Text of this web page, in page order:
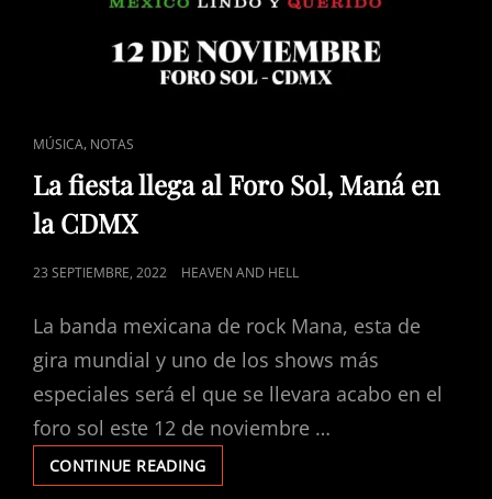
CAT
LINKS
MÚSICA, NOTAS
La fiesta llega al Foro Sol, Maná en
la CDMX
POSTED
23 SEPTIEMBRE, 2022 HEAVEN AND HELL
La banda mexicana de rock Mana, esta de
gira mundial y uno de los shows más
especiales será el que se llevara acabo en el
foro sol este 12 de noviembre …
CONTINUE READINGLA
FIESTA